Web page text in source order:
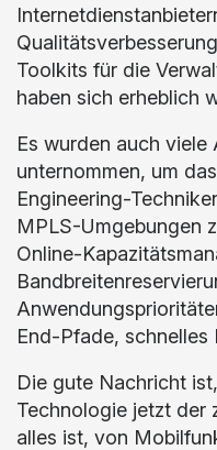
Toolkits für die
haben sich erheblich
Es wurden auch viele
unternommen, um
Engineering-
MPLS-Umgebungen
Online-
End-Pfade, schnelles
Die gute Nachricht
Technologie jetzt der
alles ist, von